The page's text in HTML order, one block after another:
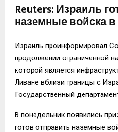
Reuters: Израиль
наземные войска
Израиль проинформировал
продолжении ограниченной
которой является
Ливане вблизи границы с
Государственный
В понедельник появились
готов отправить наземные